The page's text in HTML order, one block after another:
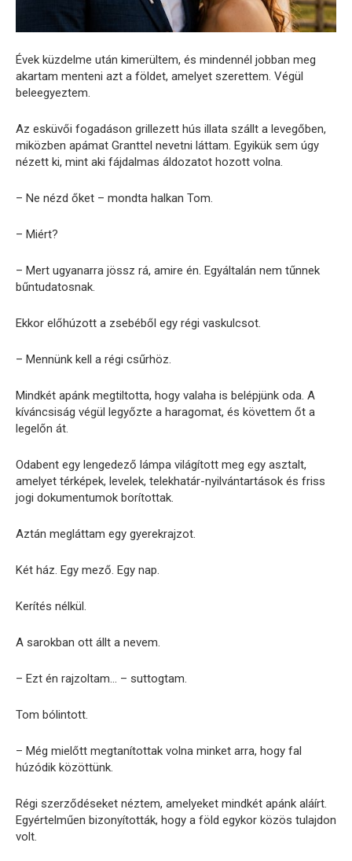
Évek küzdelme után kimerültem, és mindennél jobban meg
akartam menteni azt a földet, amelyet szerettem. Végül
beleegyeztem.
Az esküvői fogadáson grillezett hús illata szállt a levegőben,
miközben apámat Granttel nevetni láttam. Egyikük sem úgy
nézett ki, mint aki fájdalmas áldozatot hozott volna.
– Ne nézd őket – mondta halkan Tom.
– Miért?
– Mert ugyanarra jössz rá, amire én. Egyáltalán nem tűnnek
bűntudatosnak.
Ekkor előhúzott a zsebéből egy régi vaskulcsot.
– Mennünk kell a régi csűrhöz.
Mindkét apánk megtiltotta, hogy valaha is belépjünk oda. A
kíváncsiság végül legyőzte a haragomat, és követtem őt a
legelőn át.
Odabent egy lengedező lámpa világított meg egy asztalt,
amelyet térképek, levelek, telekhatár-nyilvántartások és friss
jogi dokumentumok borítottak.
Aztán megláttam egy gyerekrajzot.
Két ház. Egy mező. Egy nap.
Kerítés nélkül.
A sarokban ott állt a nevem.
– Ezt én rajzoltam… – suttogtam.
Tom bólintott.
– Még mielőtt megtanítottak volna minket arra, hogy fal
húzódik közöttünk.
Régi szerződéseket néztem, amelyeket mindkét apánk aláírt.
Egyértelműen bizonyították, hogy a föld egykor közös tulajdon
volt.